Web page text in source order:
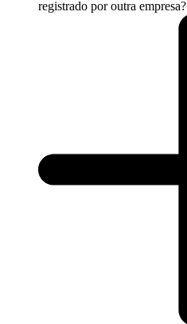
registrado por outra empresa?